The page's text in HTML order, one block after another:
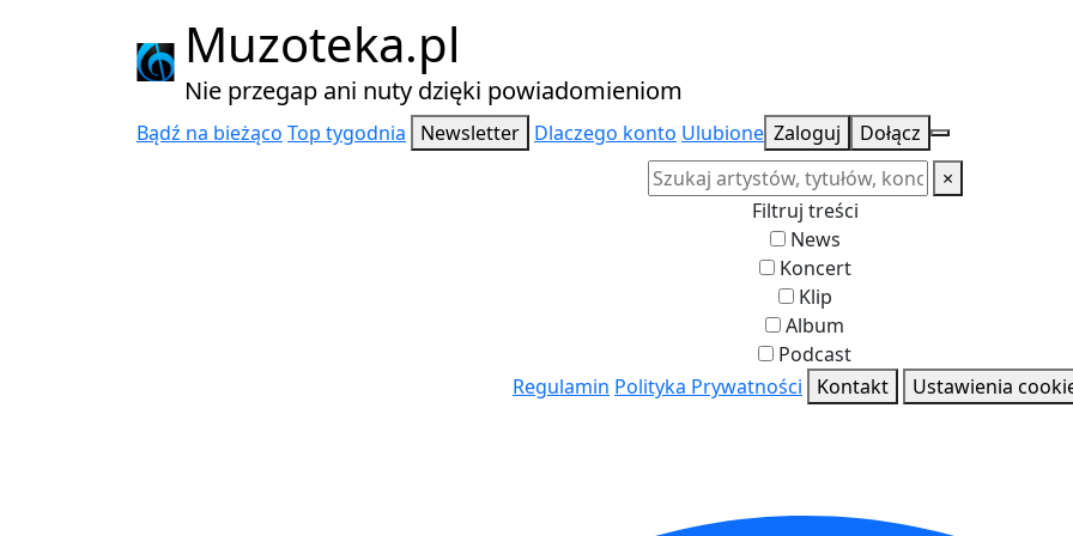
Muzoteka.pl
Nie przegap ani nuty dzięki powiadomieniom
Bądź na bieżąco Top tygodnia Newsletter Dlaczego konto Ulubione Zaloguj
Dołącz
×
Filtruj treści
News
Koncert
Klip
Album
Podcast
Najnowsze wiadomości i koncerty
Regulamin Polityka Prywatności Kontakt Ustawienia